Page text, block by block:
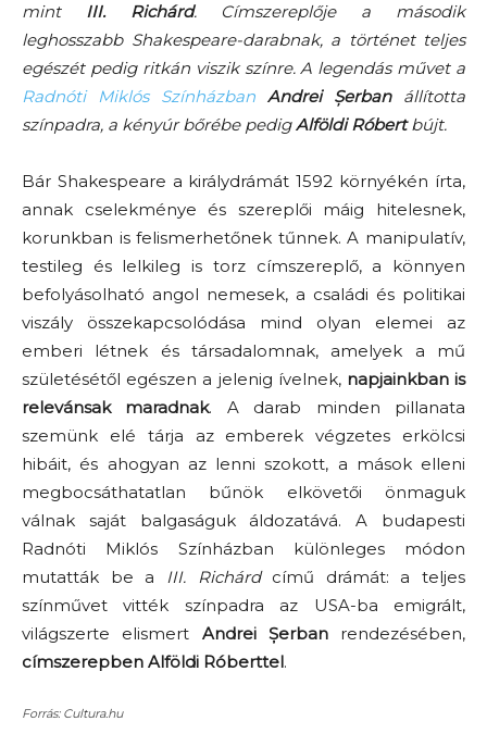
mint III. Richárd. Címszereplője a második
leghosszabb Shakespeare-darabnak, a történet teljes
egészét pedig ritkán viszik színre. A legendás művet a
Radnóti Miklós Színházban Andrei Șerbanállította
színpadra, a kényúr bőrébe pedigAlföldi Róbertbújt.
Bár Shakespeare a királydrámát 1592 környékén írta,
annak cselekménye és szereplői máig hitelesnek,
korunkban is felismerhetőnek tűnnek. A manipulatív,
testileg és lelkileg is torz címszereplő, a könnyen
befolyásolható angol nemesek, a családi és politikai
viszály összekapcsolódása mind olyan elemei az
emberi létnek és társadalomnak, amelyek a mű
születésétől egészen a jelenig ívelnek, napjainkban is
relevánsak maradnak. A darab minden pillanata
szemünk elé tárja az emberek végzetes erkölcsi
hibáit, és ahogyan az lenni szokott, a mások elleni
megbocsáthatatlan bűnök elkövetői önmaguk
válnak saját balgaságuk áldozatává. A budapesti
Radnóti Miklós Színházban különleges módon
mutatták be a III. Richárdcímű drámát: a teljes
színművet vitték színpadra az USA-ba emigrált,
világszerte elismert Andrei Șerbanrendezésében,
címszerepben Alföldi Róberttel.
Forrás: Cultura.hu